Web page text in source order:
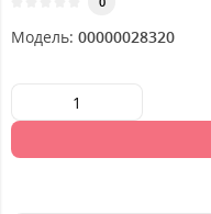
Модель: 00000028320